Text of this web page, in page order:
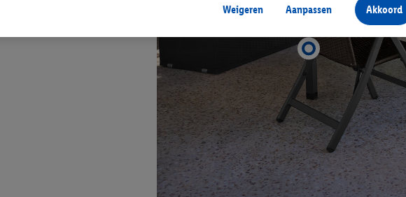
geeft, dan kunnen retargeting advertenties worden weergegeven voor producten waarin je
(bijvoorbeeld door het product in een winkelmandje van een online winkel te plaatsen
De retargeting advertenties kunnen op verschillende eindapparaten en binnen verschillende
als verschillende eindapparaten en Lidl-diensten, met behulp van jouw gehashte e-
andere identifiers of met identifiers waarover Criteo S.A. beschikt, aan jou kunnen worden
je aangeven met welke cookies en vergelijkbare technieken en met welke
je instemt. Verder kan je er meer informatie vinden over de gegevensverwerking.
kies je voor de optie dat er enkel technisch noodzakelijke cookies en vergelijkbare
stem je in met alle verwerkingen voor alle bovengenoemde doeleinden. Meer informatie,
Weigeren Aanpassen Akkoord